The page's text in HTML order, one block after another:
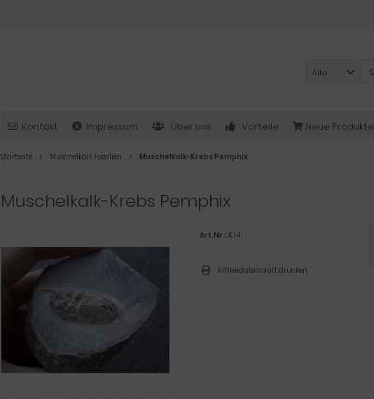
Alle
Kontakt Impressum Über uns Vorteile Neue Produkte
Startseite Muschelkalk Fossilien Muschelkalk-Krebs Pemphix
Muschelkalk-Krebs Pemphix
Art.Nr.: K 14
Artikeldatenblatt drucken